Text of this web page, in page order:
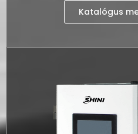
Katalógus